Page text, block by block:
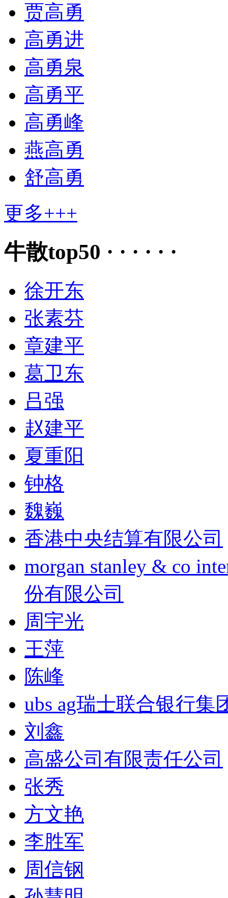
贾高勇
高勇进
高勇泉
高勇平
高勇峰
燕高勇
舒高勇
更多+++
牛散top50 · · · · · ·
徐开东
张素芬
章建平
葛卫东
吕强
赵建平
夏重阳
钟格
魏巍
香港中央结算有限公司
morgan stanley & co
份有限公司
周宇光
王萍
陈峰
ubs ag瑞士联合银行集
刘鑫
高盛公司有限责任公司
张秀
方文艳
李胜军
周信钢